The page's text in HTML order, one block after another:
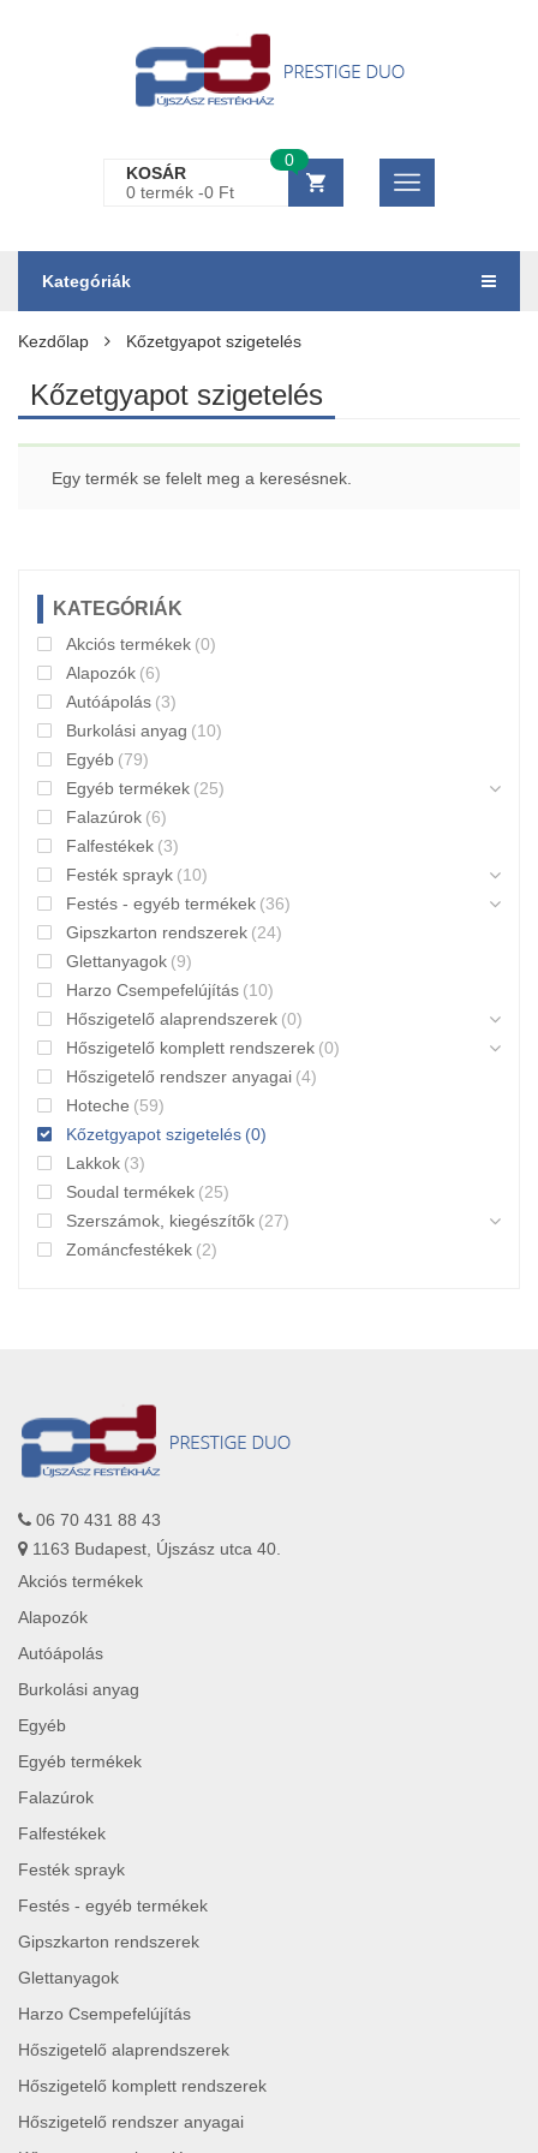
KOSÁR
0 termék -0 Ft
0
Kategóriák
Kezdőlap Kőzetgyapot szigetelés
Kőzetgyapot szigetelés
Egy termék se felelt meg a keresésnek.
KATEGÓRIÁK
Akciós termékek (0)
Alapozók (6)
Autóápolás (3)
Burkolási anyag (10)
Egyéb (79)
Egyéb termékek (25)
Falazúrok (6)
Falfestékek (3)
Festék sprayk (10)
Festés - egyéb termékek (36)
Gipszkarton rendszerek (24)
Glettanyagok (9)
Harzo Csempefelújítás (10)
Hőszigetelő alaprendszerek (0)
Hőszigetelő komplett rendszerek (0)
Hőszigetelő rendszer anyagai (4)
Hoteche (59)
Kőzetgyapot szigetelés (0)
Lakkok (3)
Soudal termékek (25)
Szerszámok, kiegészítők (27)
Zománcfestékek (2)
06 70 431 88 43
1163 Budapest, Újszász utca 40.
Akciós termékek
Alapozók
Autóápolás
Burkolási anyag
Egyéb
Egyéb termékek
Falazúrok
Falfestékek
Festék sprayk
Festés - egyéb termékek
Gipszkarton rendszerek
Glettanyagok
Harzo Csempefelújítás
Hőszigetelő alaprendszerek
Hőszigetelő komplett rendszerek
Hőszigetelő rendszer anyagai